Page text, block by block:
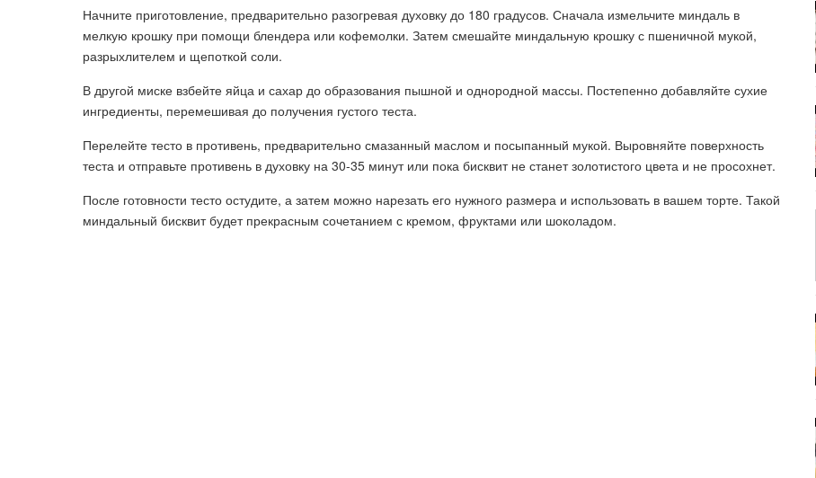
Начните приготовление, предварительно разогревая духовку до 180 градусов. Сначала измельчите миндаль в
мелкую крошку при помощи блендера или кофемолки. Затем смешайте миндальную крошку с пшеничной мукой,
разрыхлителем и щепоткой соли.
В другой миске взбейте яйца и сахар до образования пышной и однородной массы. Постепенно добавляйте сухие
ингредиенты, перемешивая до получения густого теста.
Перелейте тесто в противень, предварительно смазанный маслом и посыпанный мукой. Выровняйте поверхность
теста и отправьте противень в духовку на 30-35 минут или пока бисквит не станет золотистого цвета и не просохнет.
После готовности тесто остудите, а затем можно нарезать его нужного размера и использовать в вашем торте. Такой
миндальный бисквит будет прекрасным сочетанием с кремом, фруктами или шоколадом.